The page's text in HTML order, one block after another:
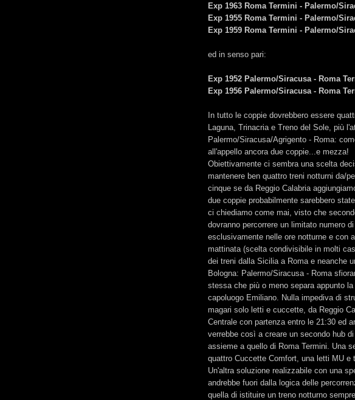
Exp 1963 Roma Termini - Palermo/
Exp 1955 Roma Termini - Palermo/
Exp 1959 Roma Termini - Palermo/
ed in senso pari:
Exp 1952 Palermo/Siracusa - Roma
Exp 1956 Palermo/Siracusa - Roma
In tutto le coppie dovrebbero essere
Laguna, Trinacria e Treno del Sole, più
Palermo/Siracusa/Agrigento - Roma:
all'appello ancora due coppie...e mezza!
Obiettivamente ci sembra una scelta
mantenere ben quattro treni notturni da/
cinque se da Reggio Calabria
due coppie probabilmente sarebbero
ci chiediamo come mai, visto che
dovranno percorrere un limitato numero
esclusivamente nelle ore notturne e con
mattinata (scelta condivisibile in molti
dei treni dalla Sicilia a Roma e neanche
Bologna: Palermo/Siracusa - Roma
stessa che più o meno separa appunto
capoluogo Emiliano. Nulla impediva di
magari solo letti e cuccette, da Reggio
Centrale con partenza entro le 21:30 ed
verrebbe così a creare un secondo hub
assieme a quello di Roma Termini. Una
quattro Cuccette Comfort, una letti MU e
Un'altra soluzione realizzabile con una
andrebbe fuori dalla logica delle
quella di istituire un treno notturno